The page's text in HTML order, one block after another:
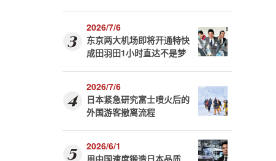
2026/7/6
东京两大机场即将开通特快
成田羽田1小时直达不是梦
2026/7/6
日本紧急研究富士喷火后的
外国游客撤离流程
2026/6/1
用中国速度锻造日本品质